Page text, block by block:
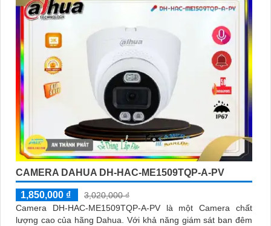
CAMERA DAHUA DH-HAC-ME1509TQP-A-PV
1,850,000 ₫
3,020,000 ₫
Camera DH-HAC-ME1509TQP-A-PV là một Camera chất
lượng cao của hãng Dahua. Với khả năng giám sát ban đêm